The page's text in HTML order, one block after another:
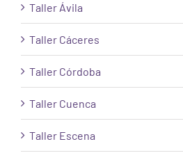
Taller Ávila
Taller Cáceres
Taller Córdoba
Taller Cuenca
Taller Escena